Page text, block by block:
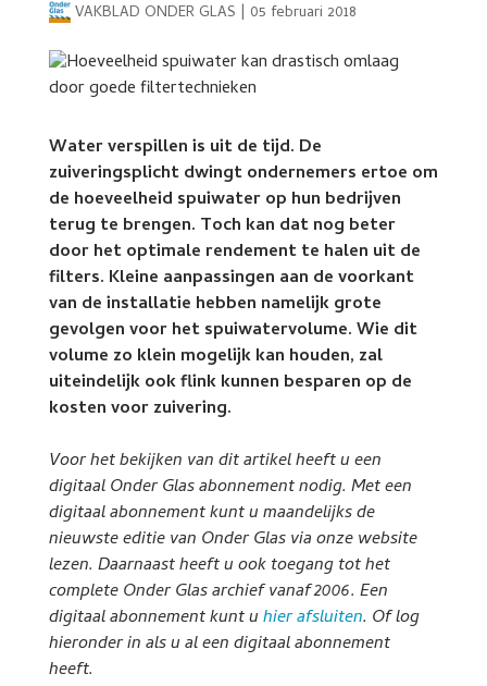
VAKBLAD ONDER GLAS | 05 februari 2018
Water verspillen is uit de tijd. De
zuiveringsplicht dwingt ondernemers ertoe om
de hoeveelheid spuiwater op hun bedrijven
terug te brengen. Toch kan dat nog beter
door het optimale rendement te halen uit de
filters. Kleine aanpassingen aan de voorkant
van de installatie hebben namelijk grote
gevolgen voor het spuiwatervolume. Wie dit
volume zo klein mogelijk kan houden, zal
uiteindelijk ook flink kunnen besparen op de
kosten voor zuivering.
Voor het bekijken van dit artikel heeft u een
digitaal Onder Glas abonnement nodig. Met een
digitaal abonnement kunt u maandelijks de
nieuwste editie van Onder Glas via onze website
lezen. Daarnaast heeft u ook toegang tot het
complete Onder Glas archief vanaf 2006. Een
digitaal abonnement kunt uhier afsluiten. Of log
hieronder in als u al een digitaal abonnement
heeft.